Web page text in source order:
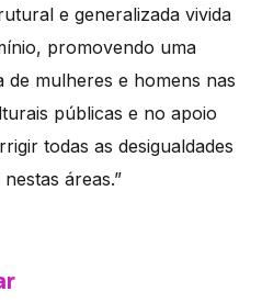
e generalizada vivida
promovendo uma
de mulheres e homens nas
públicas e no apoio
todas as desigualdades
áreas.”